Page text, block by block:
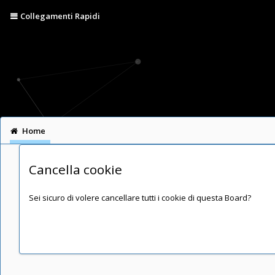
Collegamenti Rapidi
Home
Cancella cookie
Sei sicuro di volere cancellare tutti i cookie di questa Board?